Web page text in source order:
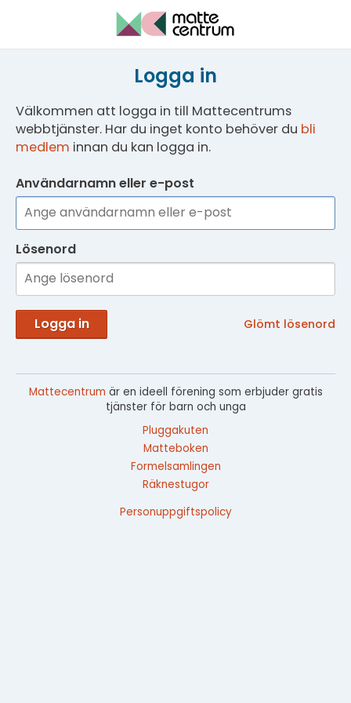
Logga in
Välkommen att logga in till Mattecentrums
webbtjänster. Har du inget konto behöver du bli
medlem innan du kan logga in.
Användarnamn eller e-post
Lösenord
Logga in Glömt lösenord
Mattecentrum är en ideell förening som erbjuder gratis
tjänster för barn och unga
Pluggakuten
Matteboken
Formelsamlingen
Räknestugor
Personuppgiftspolicy